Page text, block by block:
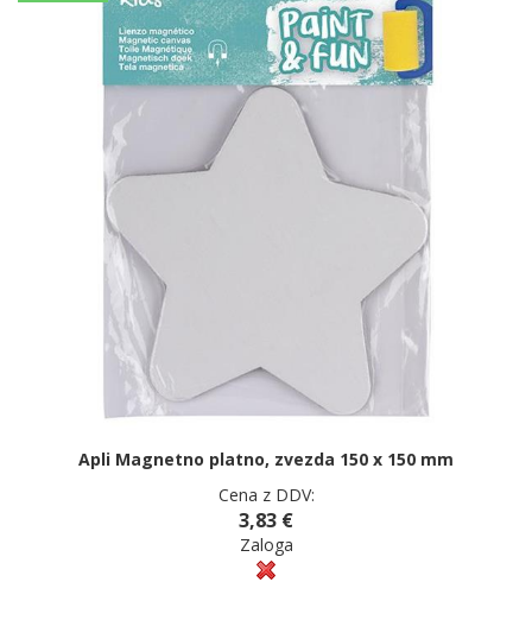
Apli Magnetno platno, zvezda 150 x 150 mm
Cena z DDV:
3,83 €
Zaloga